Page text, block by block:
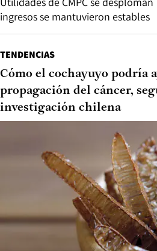
ingresos se mantuvieron estables
TENDENCIAS
Cómo el cochayuyo podría
propagación del cáncer,
investigación chilena